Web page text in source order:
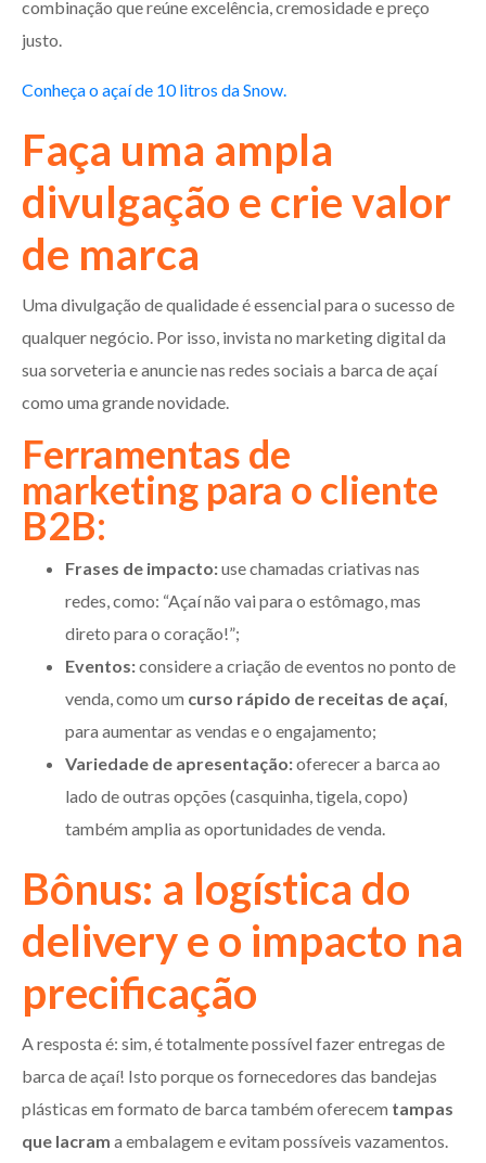
combinação que reúne excelência, cremosidade e preço
justo.
Conheça o açaí de 10 litros da Snow.
Faça uma ampla
divulgação e crie valor
de marca
Uma divulgação de qualidade é essencial para o sucesso de
qualquer negócio. Por isso, invista no marketing digital da
sua sorveteria e anuncie nas redes sociais a barca de açaí
como uma grande novidade.
Ferramentas de
marketing para o cliente
B2B:
Frases de impacto:use chamadas criativas nas
redes, como: “Açaí não vai para o estômago, mas
direto para o coração!”;
Eventos:considere a criação de eventos no ponto de
venda, como um curso rápido de receitas de açaí,
para aumentar as vendas e o engajamento;
Variedade de apresentação:oferecer a barca ao
lado de outras opções (casquinha, tigela, copo)
também amplia as oportunidades de venda.
Bônus: a logística do
delivery e o impacto na
precificação
A resposta é: sim, é totalmente possível fazer entregas de
barca de açaí! Isto porque os fornecedores das bandejas
plásticas em formato de barca também oferecem tampas
que lacram a embalagem e evitam possíveis vazamentos.